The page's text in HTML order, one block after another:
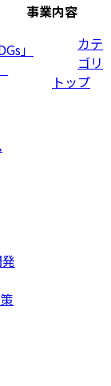
」
事業内容
カテ
ゴリ
トップ